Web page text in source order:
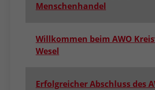
Menschenhandel
Willkommen beim AWO
Wesel
Erfolgreicher Abschluss des